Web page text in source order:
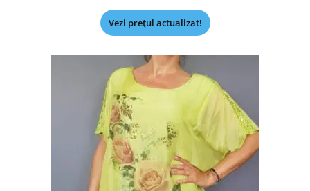
Vezi prețul actualizat!